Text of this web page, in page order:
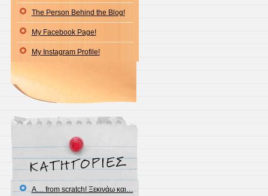
The Person Behind the Blog!
My Facebook Page!
My Instagram Profile!
A… from scratch! Ξεκινάω και…